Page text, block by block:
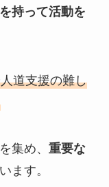
持って活動を
道支援の難し
集め、 重要な
ます。